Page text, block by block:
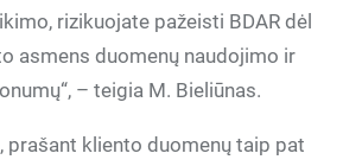
rizikuojate pažeisti BDAR dėl
asmens duomenų naudojimo ir
– teigia M. Bieliūnas.
prašant kliento duomenų taip pat